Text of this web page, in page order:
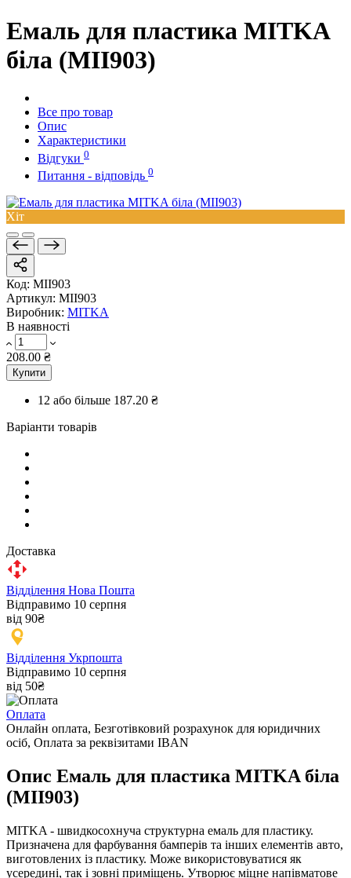
Емаль для пластика MITKA
біла (MII903)
Все про товар
Опис
Характеристики
Відгуки 0
Питання - відповідь 0
Хіт
Код: MII903
Артикул: MII903
Виробник: MITKA
В наявності
208.00 ₴
Купити
12 або більше 187.20 ₴
Варіанти товарів
Доставка
Відділення Нова Пошта
Відправимо 10 серпня
від 90₴
Відділення Укрпошта
Відправимо 10 серпня
від 50₴
Оплата
Онлайн оплата, Безготівковий розрахунок для юридичних
осіб, Оплата за реквізитами IBAN
Опис Емаль для пластика MITKA біла
(MII903)
MITKA - швидкосохнуча структурна емаль для пластику.
Призначена для фарбування бамперів та інших елементів авто,
виготовлених із пластику. Може використовуватися як
усередині, так і зовні приміщень. Утворює міцне напівматове